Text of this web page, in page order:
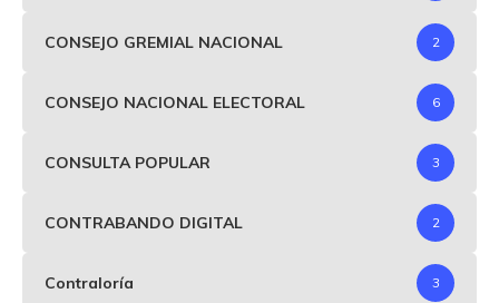
CONSEJO GREMIAL NACIONAL 2
CONSEJO NACIONAL ELECTORAL 6
CONSULTA POPULAR 3
CONTRABANDO DIGITAL 2
Contraloría 3